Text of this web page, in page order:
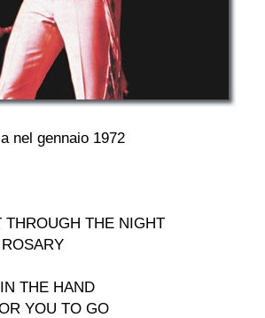
nel gennaio 1972
THROUGH THE NIGHT
THE HAND
YOU TO GO